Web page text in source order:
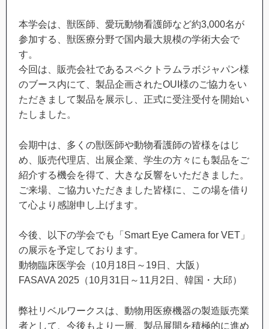
本学会は、獣医師、愛玩動物看護師など約3,000名が
参加する、獣医療分野で国内最大規模の学術大会で
す。
今回は、販売会社であるスペクトラムラボジャパン様
のブース内にて、製品企画されたOUI様のご協力をい
ただきまして製品を展示し、正式に受注受付を開始い
たしました。
会期中は、多くの獣医師や動物看護師の皆様をはじ
め、販売代理店、出展企業、学生の方々にも製品をご
紹介する機会を得て、大きな反響をいただきました。
ご来場、ご協力いただきました皆様に、この場を借り
て心より感謝申し上げます。
今後、以下の学会でも「Smart Eye Camera for VET」
の展示を予定しております。
動物臨床医学会（10月18日～19日、大阪）
FASAVA 2025（10月31日～11月2日、韓国・大邱）
弊社リベルワークスは、動物用医療機器の製造販売業
者として、今後もより一層、製品展開を積極的に進め